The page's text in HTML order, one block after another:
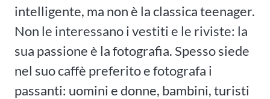
intelligente, ma non è la classica teenager.
Non le interessano i vestiti e le riviste: la
sua passione è la fotografia. Spesso siede
nel suo caffè preferito e fotografa i
passanti: uomini e donne, bambini, turisti